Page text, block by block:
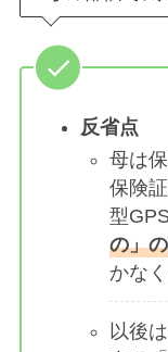
反省点
母は
保険
型
の」
かな
以後